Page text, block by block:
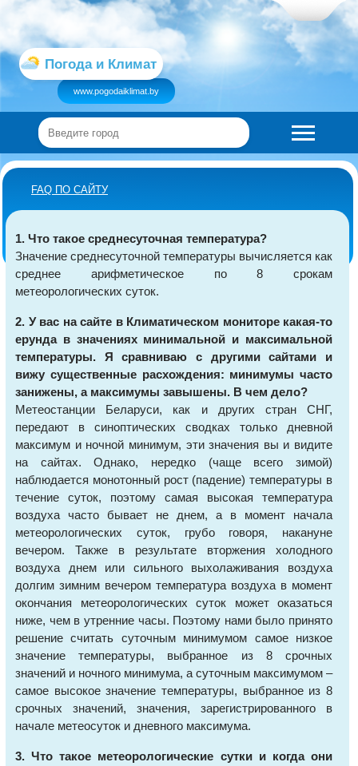
Погода и Климат
www.pogodaiklimat.by
FAQ ПО САЙТУ
1. Что такое среднесуточная температура?
Значение среднесуточной температуры вычисляется как
среднее арифметическое по 8 срокам
метеорологических суток.
2. У вас на сайте в Климатическом мониторе какая-то
ерунда в значениях минимальной и максимальной
температуры. Я сравниваю с другими сайтами и
вижу существенные расхождения: минимумы часто
занижены, а максимумы завышены. В чем дело?
Метеостанции Беларуси, как и других стран СНГ,
передают в синоптических сводках только дневной
максимум и ночной минимум, эти значения вы и видите
на сайтах. Однако, нередко (чаще всего зимой)
наблюдается монотонный рост (падение) температуры в
течение суток, поэтому самая высокая температура
воздуха часто бывает не днем, а в момент начала
метеорологических суток, грубо говоря, накануне
вечером. Также в результате вторжения холодного
воздуха днем или сильного выхолаживания воздуха
долгим зимним вечером температура воздуха в момент
окончания метеорологических суток может оказаться
ниже, чем в утренние часы. Поэтому нами было принято
решение считать суточным минимумом самое низкое
значение температуры, выбранное из 8 срочных
значений и ночного минимума, а суточным максимумом –
самое высокое значение температуры, выбранное из 8
срочных значений, значения, зарегистрированного в
начале метеосуток и дневного максимума.
3. Что такое метеорологические сутки и когда они